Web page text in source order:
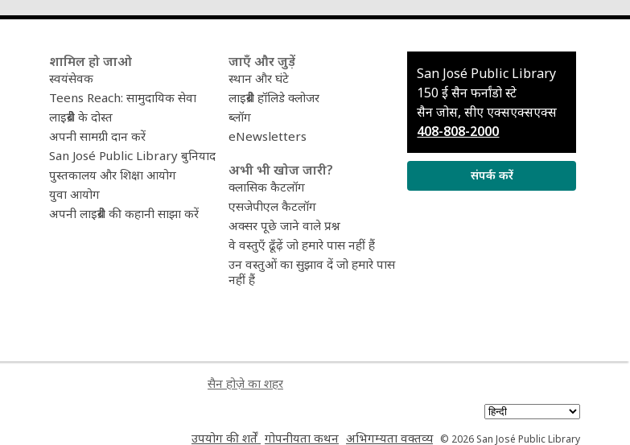
शामिल हो जाओ
स्वयंसेवक
Teens Reach: सामुदायिक सेवा
लाइब्रेरी के दोस्त
अपनी सामग्री दान करें
San José Public Library बुनियाद
पुस्तकालय और शिक्षा आयोग
युवा आयोग
अपनी लाइब्रेरी की कहानी साझा करें
जाएँ और जुड़ें
स्थान और घंटे
लाइब्रेरी हॉलिडे क्लोजर
ब्लॉग
eNewsletters
अभी भी खोज जारी?
क्लासिक कैटलॉग
एसजेपीएल कैटलॉग
अक्सर पूछे जाने वाले प्रश्न
वे वस्तुएँ ढूँढ़ें जो हमारे पास नहीं हैं
उन वस्तुओं का सुझाव दें जो हमारे पास
नहीं हैं
लाइब्रेरी
से
संपर्क
करें
San José Public Library
150 ई सैन फर्नांडो स्टे
सैन जोस, सीए एक्सएक्सएक्स
408-808-2000
संपर्क करें
सैन होज़े का शहर
उपयोग की शर्तें गोपनीयता कथन अभिगम्यता वक्तव्य, © 2026 San José Public Library